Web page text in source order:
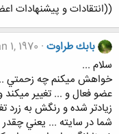
((انتقادات و پیشنهادات
بابك طراوت 1, 1970
سلام ...
خواهش ميكنم چه زحمتي ....
عضو فعال و ... تغيير ميكند
زيادتر شده و رنگش به زرد
شما در سايته ... يعني